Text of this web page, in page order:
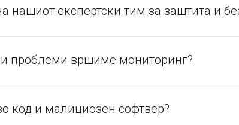
нашиот експертски тим за заштита и
проблеми вршиме мониторинг?
код и малициозен софтвер?